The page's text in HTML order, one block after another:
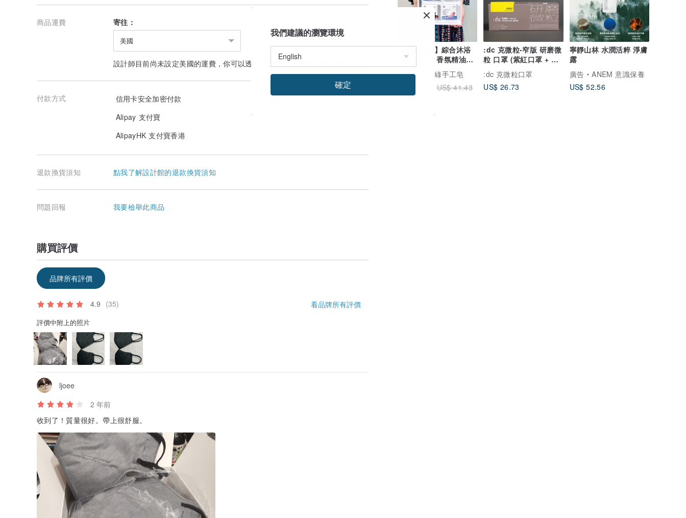
【經典禮盒】綜合沐浴
冷製手工皂 香氛精油皂
非皂基 非化工皂
廣告
歐米綠手工皂
US$ 41.43
:dc 克微粒-窄版 研磨微
粒 口罩 (紫紅口罩 + 黃
耳帶 12片/盒)
:dc 克微粒口罩
US$ 26.73
寧靜山林 水潤活粹 淨膚
露
廣告
ANEM 意識保養
US$ 52.56
商品運費 寄往：
美國
設計師目前尚未設定美國的運費，你可以透過 聯絡設計師
付款方式
信用卡安全加密付款
Alipay 支付寶
AlipayHK 支付寶香港
退款換貨須知 點我了解設計館的退款換貨須知
問題回報 我要檢舉此商品
購買評價
品牌所有評價
4.9 (35) 看品牌所有評價
評價中附上的照片
ljoee
2 年前
收到了！質量很好。帶上很舒服。
我們建議的瀏覽環境
確定